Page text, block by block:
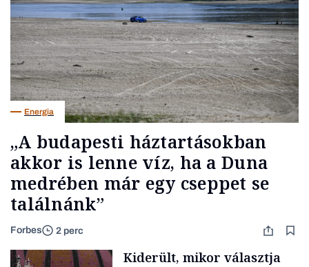
Energia
„A budapesti háztartásokban
akkor is lenne víz, ha a Duna
medrében már egy cseppet se
találnánk”
Forbes 2 perc
Kiderült, mikor választja